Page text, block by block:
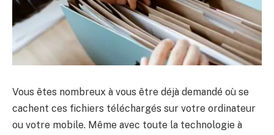
Vous êtes nombreux à vous être déjà demandé où se
cachent ces fichiers téléchargés sur votre ordinateur
ou votre mobile. Même avec toute la technologie à